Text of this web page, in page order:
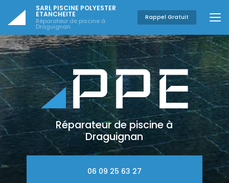
contenu
principal
SARL PISCINE POLYESTER
ETANCHEITE
Réparateur de piscine à
Draguignan
Rappel Gratuit
Réparateur de piscine à
Draguignan
06 09 25 63 27